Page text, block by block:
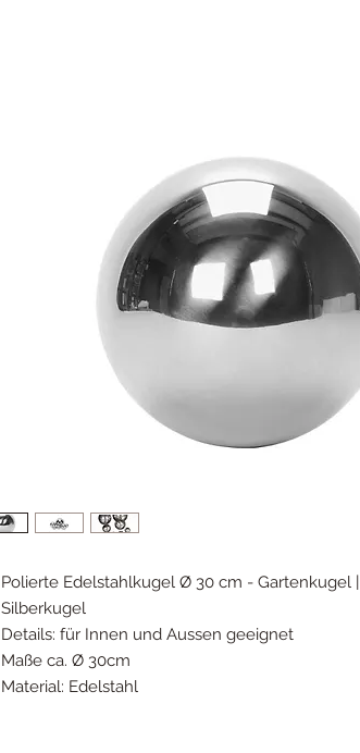
Polierte Edelstahlkugel Ø 30 cm - Gartenkugel
Silberkugel
Details: für Innen und Aussen geeignet
Maße ca. Ø 30cm
Material: Edelstahl